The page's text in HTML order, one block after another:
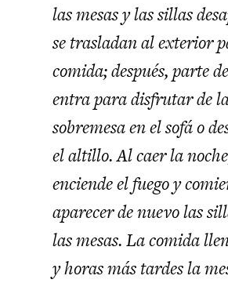
las mesas y las sillas
se trasladan al exterior
comida; después, parte
entra para disfrutar de
sobremesa en el sofá o
el altillo. Al caer la
enciende el fuego y
aparecer de nuevo las
las mesas. La comida
y horas más tardes la